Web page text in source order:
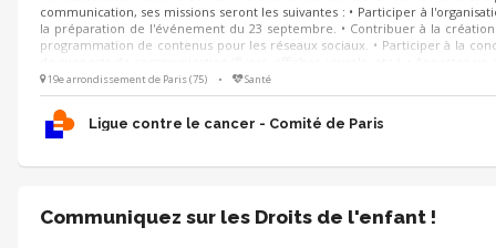
l'organisation et à la préparation de l'événement du 23 septembre. •
programmation de contenus pour les réseaux sociaux. • Participer à la
communication (flyers, affiches, visuels, etc.). • Apporter un soutien
19e arrondissement de Paris (75) • Santé
Ligue contre le cancer - Comité de Paris
Communiquez sur les Droits de l'enfant !